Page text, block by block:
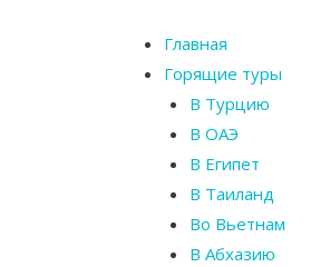
Главная
Горящие туры
В Турцию
В ОАЭ
В Египет
В Таиланд
Во Вьетнам
В Абхазию